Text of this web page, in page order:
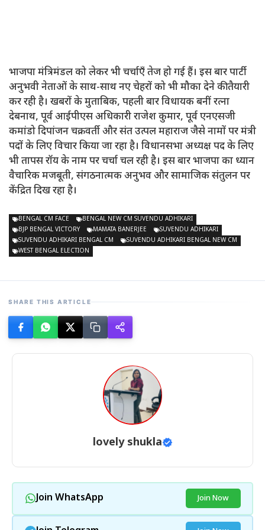
भाजपा मंत्रिमंडल को लेकर भी चर्चाएँ तेज हो गई हैं। इस बार पार्टी
अनुभवी नेताओं के साथ-साथ नए चेहरों को भी मौका देने की तैयारी
कर रही है। खबरों के मुताबिक, पहली बार विधायक बनीं रत्ना
देबनाथ, पूर्व आईपीएस अधिकारी राजेश कुमार, पूर्व एनएसजी
कमांडो दिपांजन चक्रवर्ती और संत उत्पल महाराज जैसे नामों पर मंत्री
पदों के लिए विचार किया जा रहा है। विधानसभा अध्यक्ष पद के लिए
भी तापस रॉय के नाम पर चर्चा चल रही है। इस बार भाजपा का ध्यान
वैचारिक मजबूती, संगठनात्मक अनुभव और सामाजिक संतुलन पर
केंद्रित दिख रहा है।
BENGAL CM FACE
BENGAL NEW CM SUVENDU ADHIKARI
BJP BENGAL VICTORY
MAMATA BANERJEE
SUVENDU ADHIKARI
SUVENDU ADHIKARI BENGAL CM
SUVENDU ADHIKARI BENGAL NEW CM
WEST BENGAL ELECTION
SHARE THIS ARTICLE
lovely shukla
Join WhatsApp Join Now